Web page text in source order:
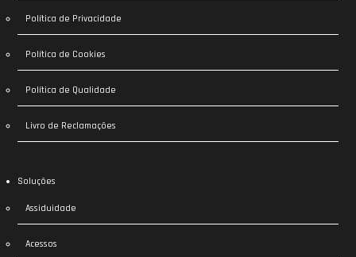
Política de Privacidade
Política de Cookies
Política de Qualidade
Livro de Reclamações
Soluções
Assiduidade
Acessos